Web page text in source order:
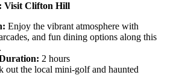
Visit Clifton Hill
Enjoy the vibrant atmosphere with
and fun dining options along this
2 hours
out the local mini-golf and haunted